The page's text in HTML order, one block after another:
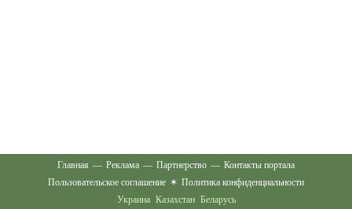
Главная — Реклама — Партнерство — Контакты портала
Пользовательское соглашение ✶ Политика конфиденциальности
Украина Казахстан Беларусь